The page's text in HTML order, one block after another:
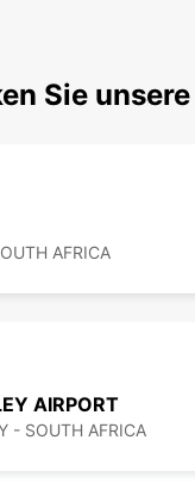
Sie
AFRICA
AIRPORT
- SOUTH AFRICA